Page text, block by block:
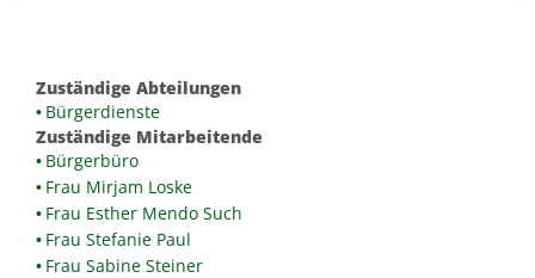
Zuständige Abteilungen
Bürgerdienste
Zuständige Mitarbeitende
Bürgerbüro
Frau Mirjam Loske
Frau Esther Mendo Such
Frau Stefanie Paul
Frau Sabine Steiner